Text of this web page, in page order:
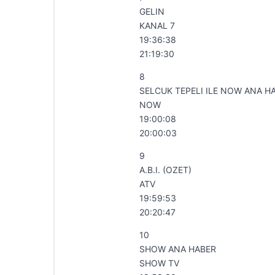
GELIN
KANAL 7
19:36:38
21:19:30
8
SELCUK TEPELI ILE NOW ANA
NOW
19:00:08
20:00:03
9
A.B.I. (OZET)
ATV
19:59:53
20:20:47
10
SHOW ANA HABER
SHOW TV